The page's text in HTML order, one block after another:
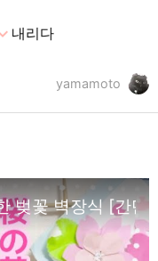
내리다
yamamoto
벚꽃 벽장식 [간